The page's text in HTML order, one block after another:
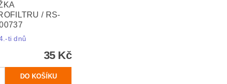
/ RS-
ti dnů
35 Kč